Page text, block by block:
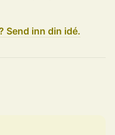
Send inn din idé.